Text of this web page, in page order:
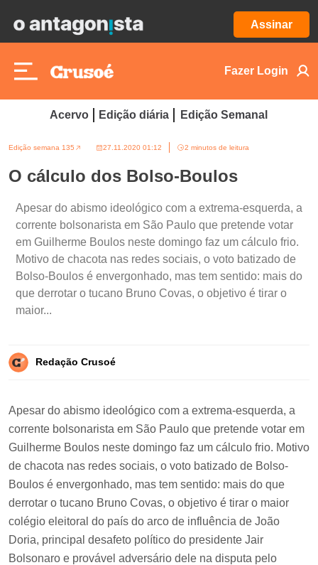
Assinar
Fazer Login
Acervo Edição diária Edição Semanal
Edição semana 135 27.11.2020 01:12 2 minutos de leitura
O cálculo dos Bolso-Boulos
Apesar do abismo ideológico com a extrema-esquerda, a
corrente bolsonarista em São Paulo que pretende votar
em Guilherme Boulos neste domingo faz um cálculo frio.
Motivo de chacota nas redes sociais, o voto batizado de
Bolso-Boulos é envergonhado, mas tem sentido: mais do
que derrotar o tucano Bruno Covas, o objetivo é tirar o
maior...
Redação Crusoé
Apesar do abismo ideológico com a extrema-esquerda, a
corrente bolsonarista em São Paulo que pretende votar em
Guilherme Boulos neste domingo faz um cálculo frio. Motivo
de chacota nas redes sociais, o voto batizado de Bolso-
Boulos é envergonhado, mas tem sentido: mais do que
derrotar o tucano Bruno Covas, o objetivo é tirar o maior
colégio eleitoral do país do arco de influência de João
Doria, principal desafeto político do presidente Jair
Bolsonaro e provável adversário dele na disputa pelo